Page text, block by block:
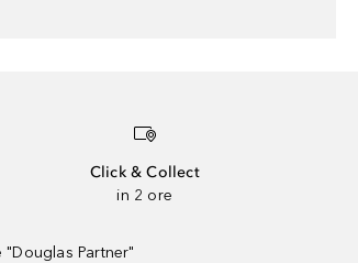
Click & Collect
in 2 ore
Partner"